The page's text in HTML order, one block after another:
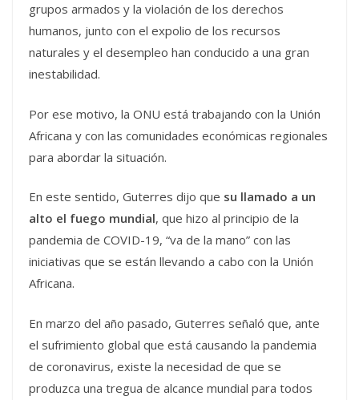
grupos armados y la violación de los derechos
humanos, junto con el expolio de los recursos
naturales y el desempleo han conducido a una gran
inestabilidad.
Por ese motivo, la ONU está trabajando con la Unión
Africana y con las comunidades económicas regionales
para abordar la situación.
En este sentido, Guterres dijo que su llamado a un
alto el fuego mundial, que hizo al principio de la
pandemia de COVID-19, “va de la mano” con las
iniciativas que se están llevando a cabo con la Unión
Africana.
En marzo del año pasado, Guterres señaló que, ante
el sufrimiento global que está causando la pandemia
de coronavirus, existe la necesidad de que se
produzca una tregua de alcance mundial para todos